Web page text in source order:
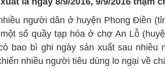
người dân ở huyện Phong Điền
số quầy tạp hóa ở chợ An Lỗ
bao bì ghi ngày sản xuất sau nhiều
nhiều người tiêu dùng lo ngại về